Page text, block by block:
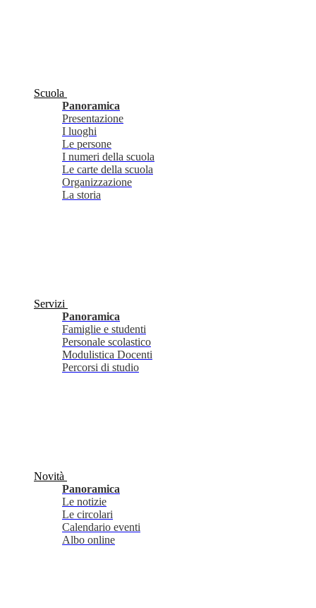
Scuola
Panoramica
Presentazione
I luoghi
Le persone
I numeri della scuola
Le carte della scuola
Organizzazione
La storia
Servizi
Panoramica
Famiglie e studenti
Personale scolastico
Modulistica Docenti
Percorsi di studio
Novità
Panoramica
Le notizie
Le circolari
Calendario eventi
Albo online